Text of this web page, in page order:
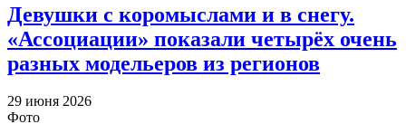
Девушки с коромыслами и в снегу.
«Ассоциации» показали четырёх очень
разных модельеров из регионов
29 июня 2026
Фото